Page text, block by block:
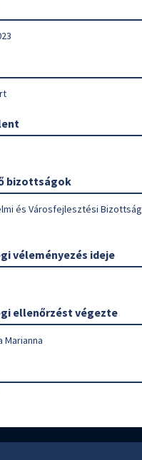
bizottságok
és Városfejlesztési Bizottság
véleményezés ideje
ellenőrzést végezte
Marianna